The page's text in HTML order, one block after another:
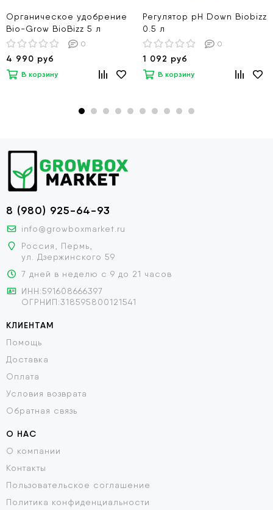
Органическое удобрение
Bio-Grow BioBizz 5 л
0
4 990 руб
В корзину
Регулятор pH Down Biobizz
0.5 л
0
1 092 руб
В корзину
8 (980) 925-64-93
info@growboxmarket.ru
Россия, Пермь,
ул. Дзержинского 59
7 дней в неделю с 9 до 21 часов
ИНН:591608666397
ОГРНИП:318595800121541
КЛИЕНТАМ
Помощь
Доставка
Оплата
Условия возврата
Обратная связь
О НАС
О компании
Контакты
Пользовательское соглашение
Политика конфиденциальности